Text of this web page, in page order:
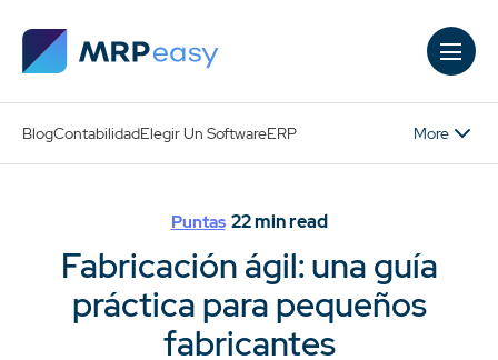
BlogContabilidadElegir Un SoftwareERP More
Puntas 22min read
Fabricación ágil: una guía
práctica para pequeños
fabricantes